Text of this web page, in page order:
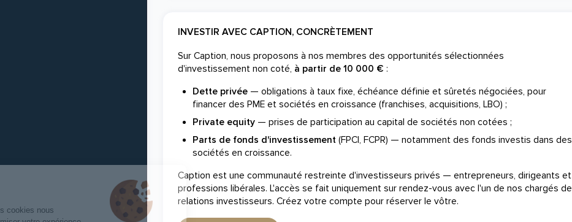
INVESTIR AVEC CAPTION, CONCRÈTEMENT
Sur Caption, nous proposons à nos membres des opportunités sélectionnées
d'investissement non coté, à partir de 10 000 € :
Dette privée — obligations à taux fixe, échéance définie et sûretés négociées, pour
financer des PME et sociétés en croissance (franchises, acquisitions, LBO) ;
Private equity — prises de participation au capital de sociétés non cotées ;
Parts de fonds d'investissement (FPCI, FCPR) — notamment des fonds investis dans des
sociétés en croissance.
Caption est une communauté restreinte d'investisseurs privés — entrepreneurs, dirigeants et
professions libérales. L'accès se fait uniquement sur rendez-vous avec l'un de nos chargés de
relations investisseurs. Créez votre compte pour réserver le vôtre.